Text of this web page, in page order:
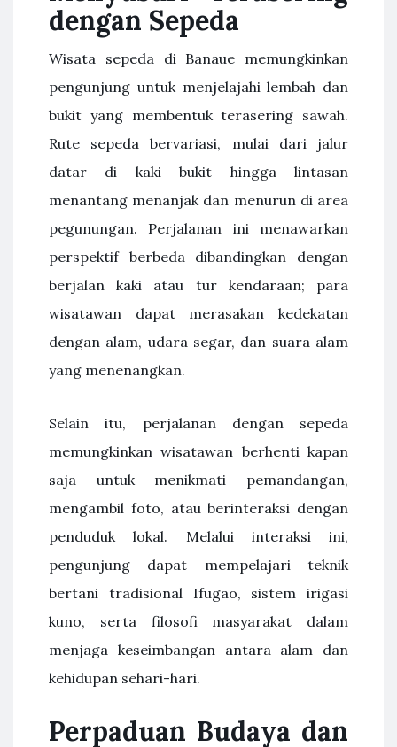
dengan Sepeda
Wisata sepeda di Banaue memungkinkan
pengunjung untuk menjelajahi lembah dan
bukit yang membentuk terasering sawah.
Rute sepeda bervariasi, mulai dari jalur
datar di kaki bukit hingga lintasan
menantang menanjak dan menurun di area
pegunungan. Perjalanan ini menawarkan
perspektif berbeda dibandingkan dengan
berjalan kaki atau tur kendaraan; para
wisatawan dapat merasakan kedekatan
dengan alam, udara segar, dan suara alam
yang menenangkan.
Selain itu, perjalanan dengan sepeda
memungkinkan wisatawan berhenti kapan
saja untuk menikmati pemandangan,
mengambil foto, atau berinteraksi dengan
penduduk lokal. Melalui interaksi ini,
pengunjung dapat mempelajari teknik
bertani tradisional Ifugao, sistem irigasi
kuno, serta filosofi masyarakat dalam
menjaga keseimbangan antara alam dan
kehidupan sehari-hari.
Perpaduan Budaya dan